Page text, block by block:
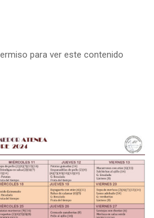
para ver este contenido